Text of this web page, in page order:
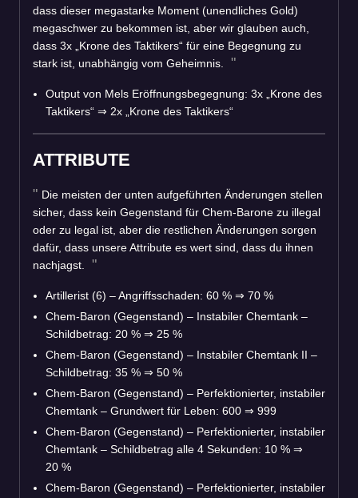
dass dieser megastarke Moment (unendliches Gold)
megaschwer zu bekommen ist, aber wir glauben auch,
dass 3x „Krone des Taktikers“ für eine Begegnung zu
stark ist, unabhängig vom Geheimnis.
Output von Mels Eröffnungsbegegnung: 3x „Krone des
Taktikers“ ⇒ 2x „Krone des Taktikers“
ATTRIBUTE
Die meisten der unten aufgeführten Änderungen stellen
sicher, dass kein Gegenstand für Chem-Barone zu illegal
oder zu legal ist, aber die restlichen Änderungen sorgen
dafür, dass unsere Attribute es wert sind, dass du ihnen
nachjagst.
Artillerist (6) – Angriffsschaden: 60 % ⇒ 70 %
Chem-Baron (Gegenstand) – Instabiler Chemtank –
Schildbetrag: 20 % ⇒ 25 %
Chem-Baron (Gegenstand) – Instabiler Chemtank II –
Schildbetrag: 35 % ⇒ 50 %
Chem-Baron (Gegenstand) – Perfektionierter, instabiler
Chemtank – Grundwert für Leben: 600 ⇒ 999
Chem-Baron (Gegenstand) – Perfektionierter, instabiler
Chemtank – Schildbetrag alle 4 Sekunden: 10 % ⇒
20 %
Chem-Baron (Gegenstand) – Perfektionierter, instabiler